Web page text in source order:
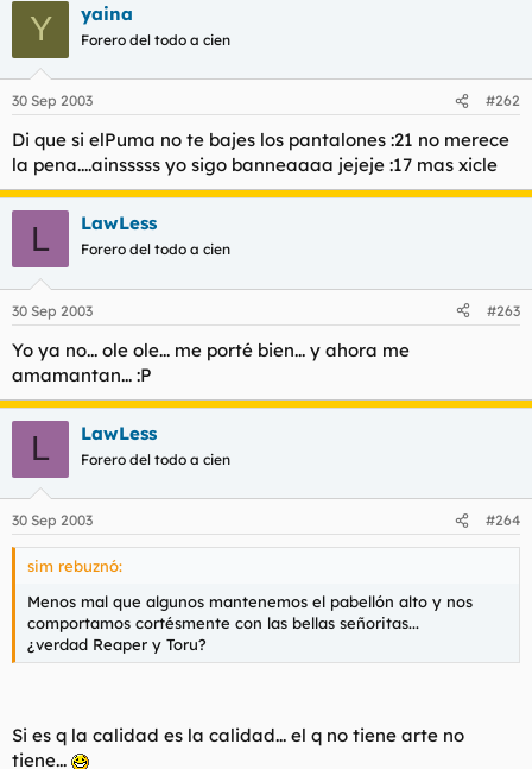
Y yaina
Forero del todo a cien
30 Sep 2003 #262
Di que si elPuma no te bajes los pantalones :21 no merece
la pena....ainsssss yo sigo banneaaaa jejeje :17 mas xicle
L LawLess
Forero del todo a cien
30 Sep 2003 #263
Yo ya no... ole ole... me porté bien... y ahora me
amamantan... :P
L LawLess
Forero del todo a cien
30 Sep 2003 #264
sim rebuznó:
Menos mal que algunos mantenemos el pabellón alto y nos
comportamos cortésmente con las bellas señoritas...
¿verdad Reaper y Toru?
Si es q la calidad es la calidad... el q no tiene arte no
tiene...